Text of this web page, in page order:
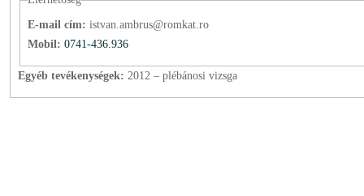
E-mail cím: istvan.ambrus@romkat.ro
Mobil: 0741-436.936
Egyéb tevékenységek: 2012 – plébánosi vizsga